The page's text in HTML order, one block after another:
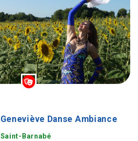
Geneviève Danse Ambiance
Saint-Barnabé